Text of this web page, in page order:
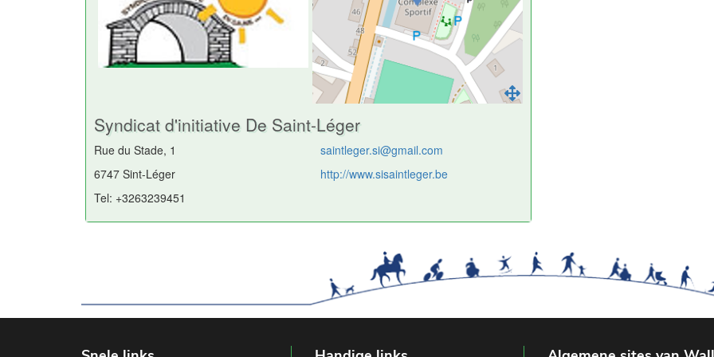
Syndicat d'initiative De Saint-Léger
Rue du Stade, 1
6747 Sint-Léger
Tel: +3263239451
saintleger.si@gmail.com
http://www.sisaintleger.be